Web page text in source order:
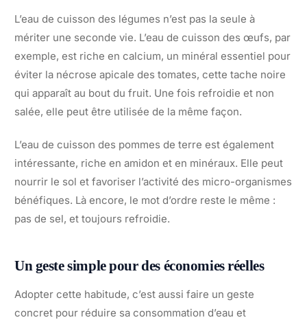
L’eau de cuisson des légumes n’est pas la seule à
mériter une seconde vie. L’eau de cuisson des œufs, par
exemple, est riche en calcium, un minéral essentiel pour
éviter la nécrose apicale des tomates, cette tache noire
qui apparaît au bout du fruit. Une fois refroidie et non
salée, elle peut être utilisée de la même façon.
L’eau de cuisson des pommes de terre est également
intéressante, riche en amidon et en minéraux. Elle peut
nourrir le sol et favoriser l’activité des micro-organismes
bénéfiques. Là encore, le mot d’ordre reste le même :
pas de sel, et toujours refroidie.
Un geste simple pour des économies réelles
Adopter cette habitude, c’est aussi faire un geste
concret pour réduire sa consommation d’eau et